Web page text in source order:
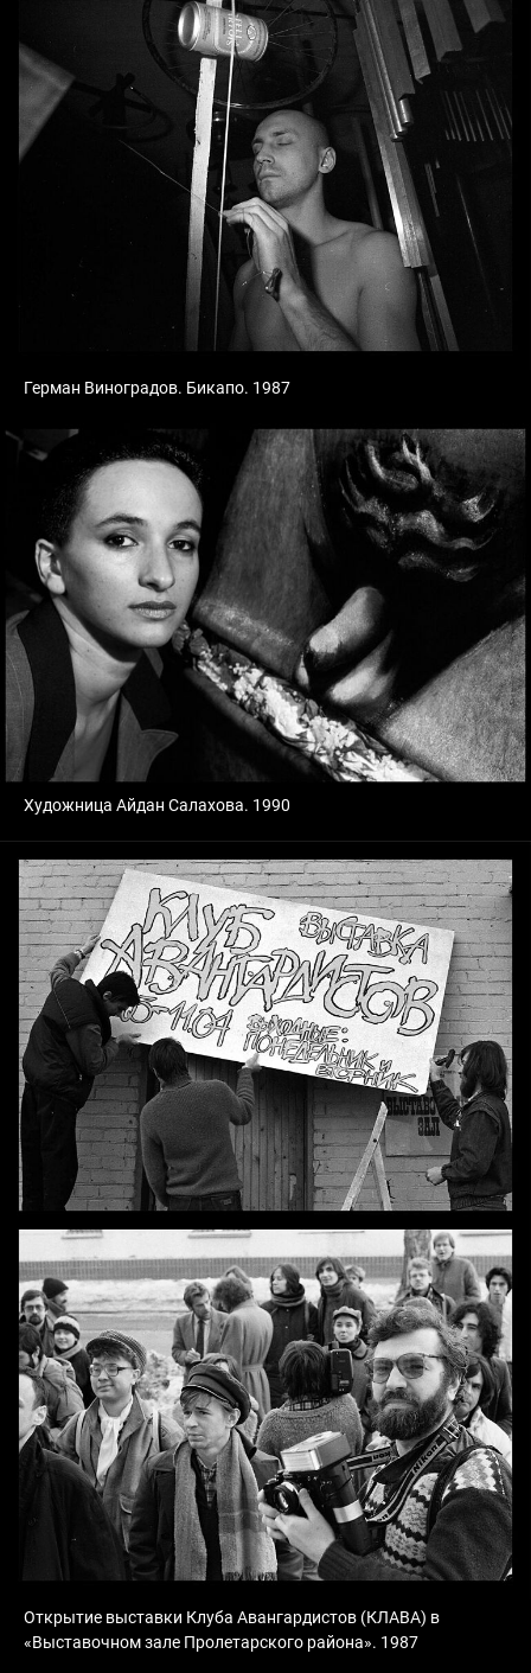
Герман Виноградов. Бикапо. 1987
Художница Айдан Салахова. 1990
Открытие выставки Клуба Авангардистов (КЛАВА) в
«Выставочном зале Пролетарского района». 1987